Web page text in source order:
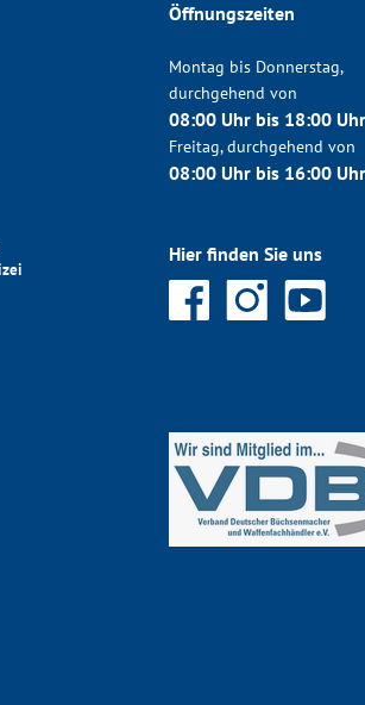
Öffnungszeiten
Montag bis Donnerstag,
durchgehend von
08:00 Uhr bis 18:00 Uhr
Freitag, durchgehend von
08:00 Uhr bis 16:00 Uhr
Hier finden Sie uns